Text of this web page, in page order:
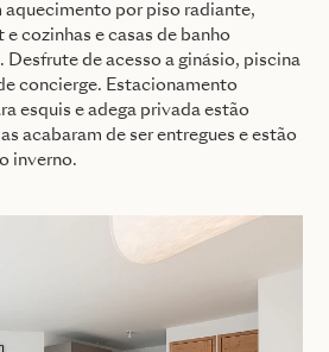
por piso radiante,
cozinhas e casas de banho
de acesso a ginásio, piscina
concierge. Estacionamento
esquis e adega privada estão
acabaram de ser entregues e estão
inverno.